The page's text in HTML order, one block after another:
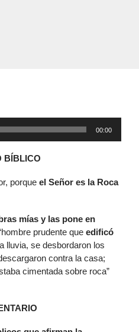
00:00
BÍBLICO
porque el Señor es la Roca
mías y las pone en
prudente que edificó
lluvia, se desbordaron los
contra la casa;
cimentada sobre roca”